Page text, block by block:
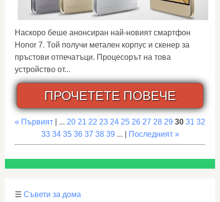
Наскоро беше анонсиран най-новият смартфон
Honor 7. Той получи метален корпус и скенер за
пръстови отпечатъци. Процесорът на това
устройство от...
ПРОЧЕТЕТЕ ПОВЕЧЕ
« Първият | ... 20 21 22 23 24 25 26 27 28 29 30 31 32
33 34 35 36 37 38 39 ... | Последният »
☰ Съвети за дома